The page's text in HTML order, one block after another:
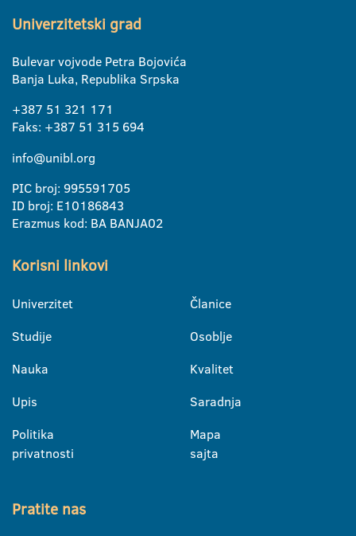
Univerzitetski grad
Bulevar vojvode Petra Bojovića
Banja Luka, Republika Srpska
+387 51 321 171
Faks: +387 51 315 694
info@unibl.org
PIC broj: 995591705
ID broj: E10186843
Erazmus kod: BA BANJA02
Korisni linkovi
Univerzitet
Studije
Nauka
Upis
Politika
privatnosti
Članice
Osoblje
Kvalitet
Saradnja
Mapa
sajta
Pratite nas